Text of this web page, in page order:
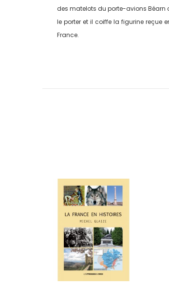
des matelots du porte-avions Béarn
le porter et il coiffe la figurine reçue
France.